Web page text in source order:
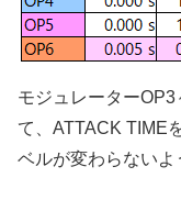
モジュレーター
て、ATTACK TIME
ベルが変わらないよ